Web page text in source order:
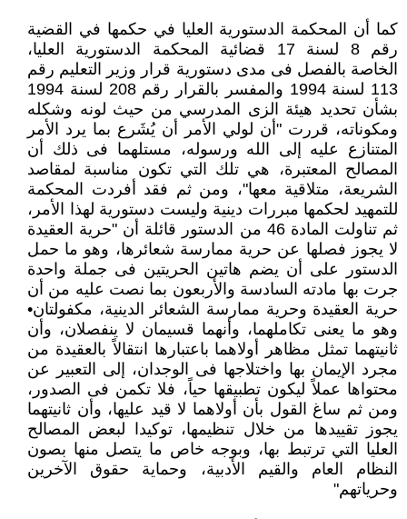
كما أن المحكمة الدستورية العليا في حكمها في القضية
رقم‎ 8 ‎لسنة‎ 17 ‎قضائية المحكمة الدستورية‎ ‎العليا،
الخاصة بالفصل فى مدى دستورية قرار وزير التعليم رقم
113 لسنة 1994 والمفسر بالقرار رقم 208 ‏لسنة 1994
بشأن تحديد هيئة ‏الزى المدرسي من حيث لونه وشكله
ومكوناته، قررت "أن لولي الأمر أن يُشَرع بما يرد الأمر
المتنازع ‏عليه إلى الله ورسوله، مستلهما فى ذلك أن
المصالح المعتبرة، هي تلك التي تكون مناسبة لمقاصد
‏الشريعة، متلاقية معها"، ومن ثم فقد أفردت المحكمة
للتمهيد لحكمها مبررات دينية وليست دستورية لهذا الأمر،
ثم تناولت المادة 46 من الدستور قائلة أن "حرية العقيدة
لا يجوز فصلها عن حرية ممارسة شعائرها، وهو ما حمل
الدستور على أن يضم ‏هاتين الحريتين فى جملة واحدة
جرت بها مادته السادسة والأربعون بما نصت عليه من أن
حرية ‏العقيدة وحرية ممارسة الشعائر الدينية، مكفولتان•
وهو ما يعنى تكاملهما، وأنهما قسيمان ‏لا ينفصلان، وأن
ثانيتهما تمثل مظاهر أولاهما باعتبارها انتقالاً بالعقيدة من
مجرد الإيمان بها ‏واختلاجها فى الوجدان، إلى التعبير عن
محتواها عملاً ليكون تطبيقها حياً، فلا تكمن فى الصدور،
‏ومن ثم ساغ القول بأن أولاهما لا قيد عليها، وأن ثانيتهما
يجوز تقييدها من خلال تنظيمها، توكيدا ‏لبعض المصالح
العليا التي ترتبط بها، وبوجه خاص ما يتصل منها بصون
النظام العام والقيم ‏الأدبية، وحماية حقوق الآخرين
وحرياتهم"